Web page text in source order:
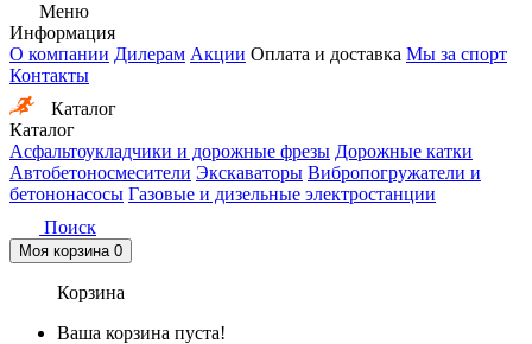
Меню
Информация
О компании Дилерам Акции Оплата и доставка Мы за спорт
Контакты
Каталог
Каталог
Асфальтоукладчики и дорожные фрезы Дорожные катки
Автобетоносмесители Экскаваторы Вибропогружатели и
бетононасосы Газовые и дизельные электростанции
Поиск
Моя корзина 0
Корзина
Ваша корзина пуста!